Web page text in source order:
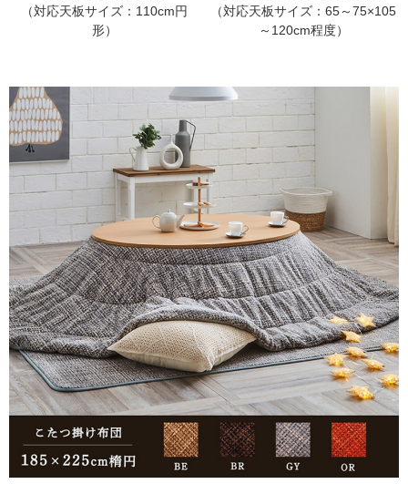
（対応天板サイズ：110cm円
形）
（対応天板サイズ：65～75×105
～120cm程度）